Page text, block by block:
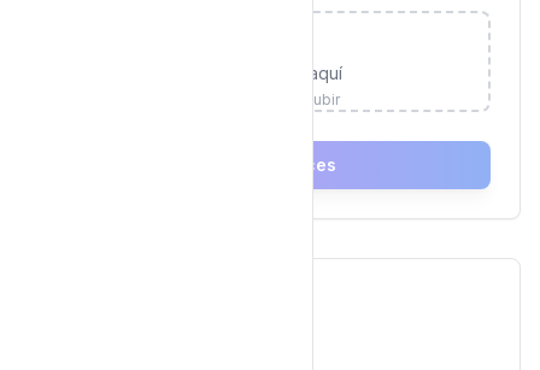
Suelta tu foto aquí
o haz clic para subir
Add Braces